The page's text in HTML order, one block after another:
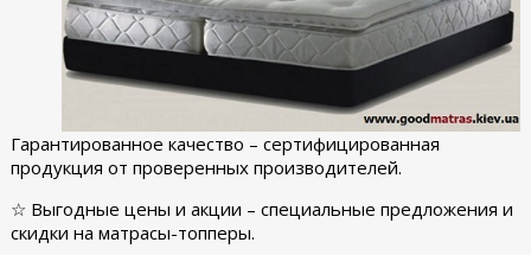
Гарантированное качество – сертифицированная
продукция от проверенных производителей.
☆ Выгодные цены и акции – специальные предложения и
скидки на матрасы-топперы.